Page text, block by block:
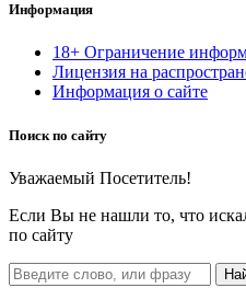
Информация
18+ Ограничение
Лицензия на
Информация о сайте
Поиск по сайту
Уважаемый Посетитель!
Если Вы не нашли то, что
по сайту